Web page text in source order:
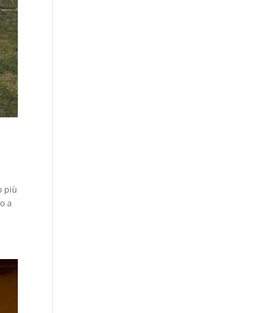
più
a